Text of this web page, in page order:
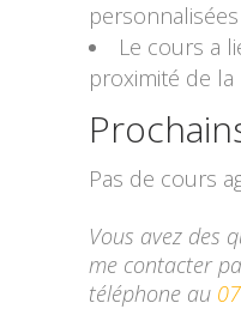
Le cours a
proximité de la
Pas de cours
Vous avez des
me contacter
téléphone au